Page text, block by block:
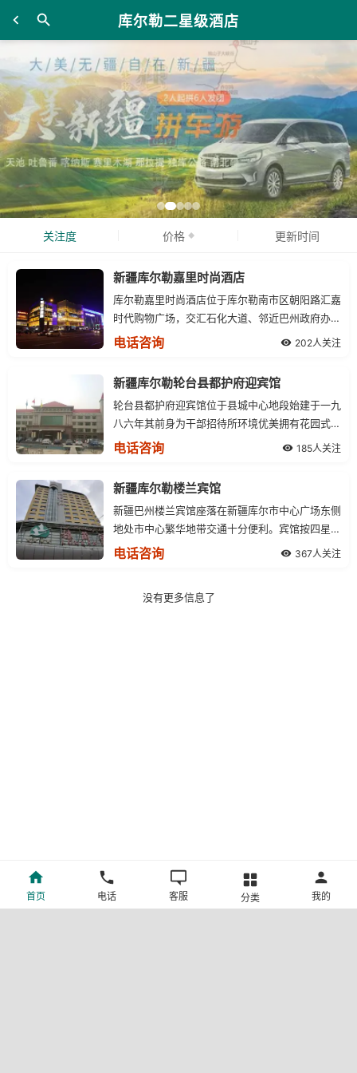
库尔勒二星级酒店
关注度 价格 更新时间
新疆库尔勒嘉里时尚酒店
库尔勒嘉里时尚酒店位于库尔勒南市区朝阳路汇嘉
时代购物广场，交汇石化大道、邻近巴州政府办事
大厅、市医院等多家医院综合体，地理位置得天独
电话咨询 202人关注
新疆库尔勒轮台县都护府迎宾馆
轮台县都护府迎宾馆位于县城中心地段始建于一九
八六年其前身为干部招待所环境优美拥有花园式别
墅占地45亩分一、二号楼宇总面积38460平方米
电话咨询 185人关注
新疆库尔勒楼兰宾馆
新疆巴州楼兰宾馆座落在新疆库尔市中心广场东侧
地处市中心繁华地带交通十分便利。宾馆按四星级
标准建设独特的设计、清新的风格与周围幽雅的环
电话咨询 367人关注
没有更多信息了
首页 电话 客服 分类 我的